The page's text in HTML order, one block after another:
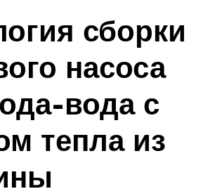
сборки
насоса
вода с
тепла из